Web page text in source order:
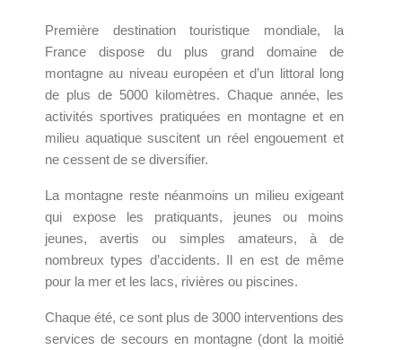
Première destination touristique mondiale, la
France dispose du plus grand domaine de
montagne au niveau européen et d’un littoral long
de plus de 5000 kilomètres. Chaque année, les
activités sportives pratiquées en montagne et en
milieu aquatique suscitent un réel engouement et
ne cessent de se diversifier.
La montagne reste néanmoins un milieu exigeant
qui expose les pratiquants, jeunes ou moins
jeunes, avertis ou simples amateurs, à de
nombreux types d’accidents. Il en est de même
pour la mer et les lacs, rivières ou piscines.
Chaque été, ce sont plus de 3000 interventions des
services de secours en montagne (dont la moitié